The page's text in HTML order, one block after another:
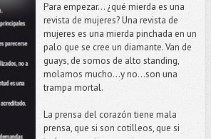
Para empezar... ¿qué mierda es una
revista de mujeres? Una revista de
mujeres es una mierda pinchada en un
palo que se cree un diamante. Van de
guays, de somos de alto standing,
molamos mucho…y no…son una
trampa mortal.
La prensa del corazón tiene mala
prensa, que si son cotilleos, que si